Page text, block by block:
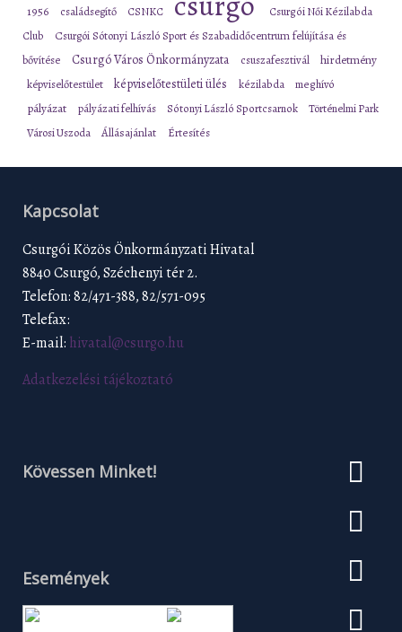
1956 családsegítő CSNKC
Csurgói Női Kézilabda
Club
Csurgói Sótonyi László Sport és Szabadidőcentrum felújítása és
bővítése
Csurgó Város Önkormányzata csuszafesztivál hirdetmény
képviselőtestület képviselőtestületi ülés kézilabda meghívó
pályázat pályázati felhívás Sótonyi László Sportcsarnok
Történelmi Park
Városi Uszoda
Állásajánlat Értesítés
Kapcsolat
Csurgói Közös Önkormányzati Hivatal
8840 Csurgó, Széchenyi tér 2.
Telefon: 82/471-388, 82/571-095
Telefax:
E-mail: hivatal@csurgo.hu
Adatkezelési tájékoztató
Kövessen Minket!
Események